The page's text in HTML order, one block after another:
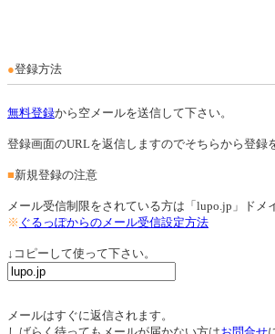
●登録方法
無料登録から空メールを送信して下さい。
登録画面のURLを返信しますのでそちらから登録
■新規登録の注意
メール受信制限をされている方は「lupo.jp」ドメ
※ ぐるっぽからのメール受信設定方法
↓コピーして使って下さい。
メールはすぐに返信されます。